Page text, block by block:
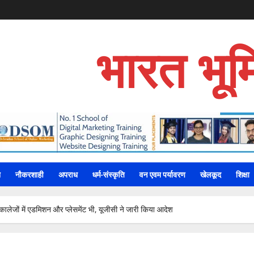
भारत
नौकरशाही अपराध धर्म-संस्कृति वन एवम पर्यावरण खेलकूद शिक्षा
में एडमिशन और प्लेसमेंट भी, यूजीसी ने जारी किया आदेश